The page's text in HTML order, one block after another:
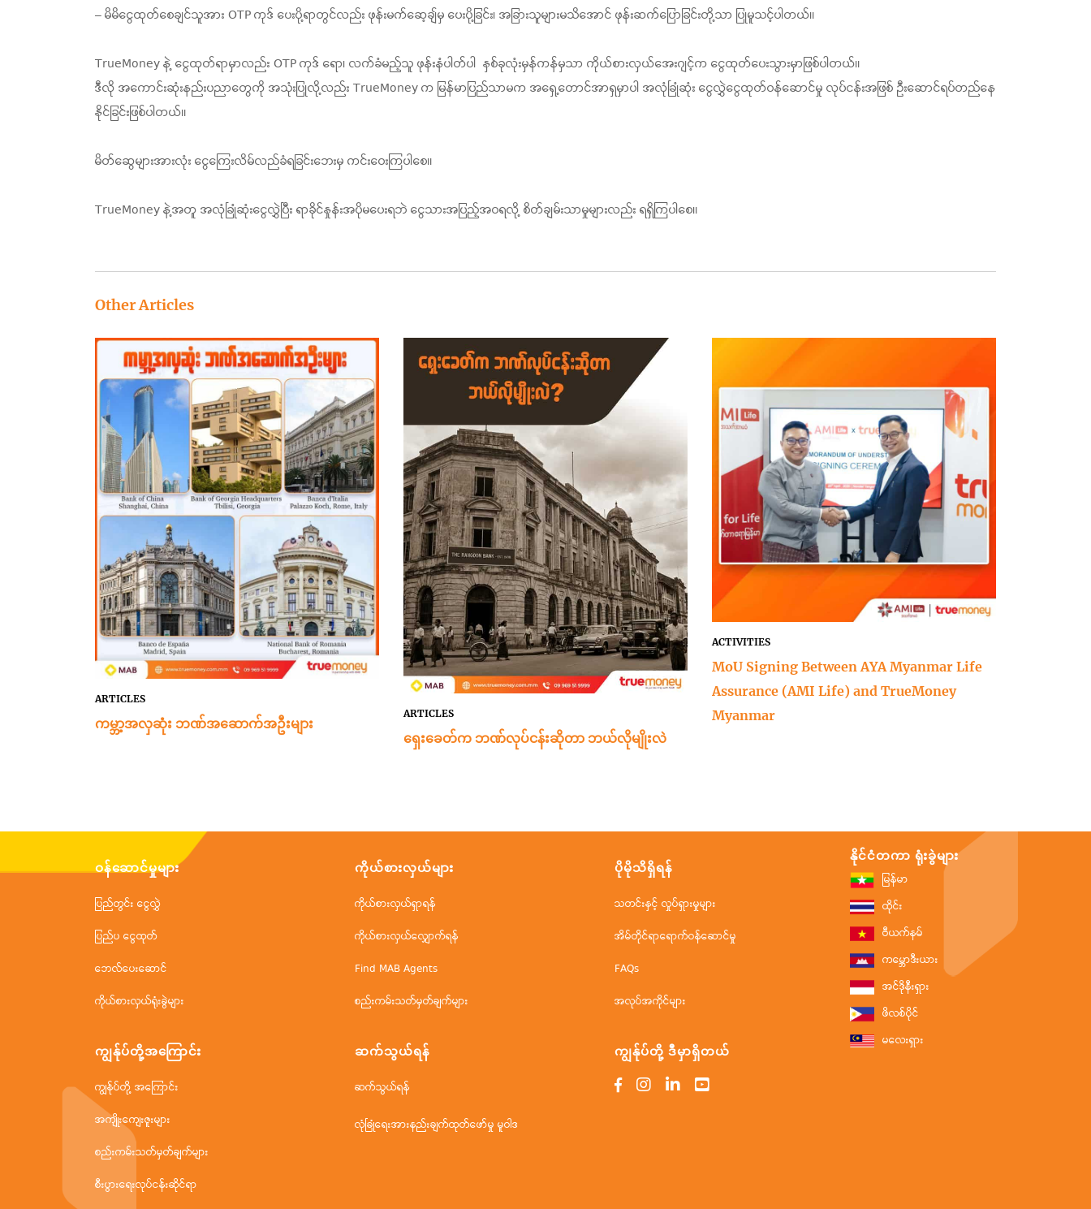
– မိမိငွေထုတ်စေချင်သူအား OTP ကုဒ် ပေးပို့ရာတွင်လည်း ဖုန်းမက်ဆေ့ချ်မှ ပေးပို့ခြင်း၊ အခြားသူများမသိအောင် ဖုန်းဆက်ပြောခြင်းတို့သာ ပြုမူသင့်ပါတယ်။
TrueMoney နဲ့ ငွေထုတ်ရာမှာလည်း OTP ကုဒ် ရော၊ လက်ခံမည့်သူ ဖုန်းနံပါတ်ပါ နှစ်ခုလုံးမှန်ကန်မှသာ ကိုယ်စားလှယ်အေးဂျင့်က ငွေထုတ်ပေးသွားမှာဖြစ်ပါတယ်။
ဒီလို အကောင်းဆုံးနည်းပညာတွေကို အသုံးပြုလို့လည်း TrueMoney က မြန်မာပြည်သာမက အရှေ့တောင်အာရှမှာပါ အလုံခြုံဆုံး ငွေလွှဲငွေထုတ်ဝန်ဆောင်မှု လုပ်ငန်းအဖြစ် ဦးဆောင်ရပ်တည်နေ
နိုင်ခြင်းဖြစ်ပါတယ်။
မိတ်ဆွေများအားလုံး ငွေကြေးလိမ်လည်ခံရခြင်းဘေးမှ ကင်းဝေးကြပါစေ။
TrueMoney နဲ့အတူ အလုံခြုံဆုံးငွေလွှဲပြီး ရာခိုင်နှုန်းအပိုမပေးရဘဲ ငွေသားအပြည့်အဝရလို့ စိတ်ချမ်းသာမှုများလည်း ရရှိကြပါစေ။
Other Articles
ARTICLES
ကမ္ဘာ့အလှဆုံး ဘဏ်အဆောက်အဦးများ
ARTICLES
ရှေးခေတ်က ဘဏ်လုပ်ငန်းဆိုတာ ဘယ်လိုမျိုးလဲ
ACTIVITIES
MoU Signing Between AYA Myanmar Life
Assurance (AMI Life) and TrueMoney
Myanmar
ဝန်ဆောင်မှုများ
ပြည်တွင်း ငွေလွှဲ
ပြည်ပ ငွေထုတ်
ဘေလ်ပေးဆောင်
ကိုယ်စားလှယ်ရုံးခွဲများ
ကိုယ်စားလှယ်များ
ကိုယ်စားလှယ်ရှာရန်
ကိုယ်စားလှယ်လျှောက်ရန်
Find MAB Agents
စည်းကမ်းသတ်မှတ်ချက်များ
ပိုမိုသိရှိရန်
သတင်းနှင့် လှုပ်ရှားမှုများ
အိမ်တိုင်ရာရောက်ဝန်ဆောင်မှု
FAQs
အလုပ်အကိုင်များ
ကျွန်ုပ်တို့အ‌ကြောင်း
ကျွန်ုပ်တို့ အကြောင်း
အကျိုးကျေးဇူးများ
စည်းကမ်းသတ်မှတ်ချက်များ
စီးပွားရေးလုပ်ငန်းဆိုင်ရာ
ဆက်သွယ်ရန်
ဆက်သွယ်ရန်
လုံခြုံရေးအားနည်းချက်ထုတ်ဖော်မှု မူဝါဒ
ကျွန်ုပ်တို့ ဒီမှာရှိတယ်
နိုင်ငံတကာ ရုံးခွဲများ
မြန်မာ
ထိုင်း
ဗီယက်နမ်
ကမ္ဘောဒီးယား
အင်ဒိုနီးရှား
ဖိလစ်ပိုင်
မလေးရှား